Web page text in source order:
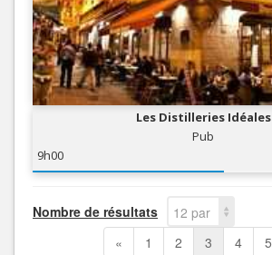
Les Distilleries Idéales
Pub
9h00
Nombre de résultats
12 par
page
« 1 2 3 4 5